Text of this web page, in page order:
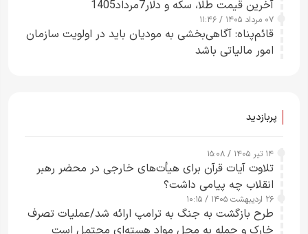
آخرین قیمت طلا، سکه و دلار7مرداد1405
۰۷ مرداد ۱۴۰۵ / ۱۱:۴۶
قائم‌پناه: آگاهی‌بخشی به مودیان باید در اولویت سازمان
امور مالیاتی باشد
پربازدید
۱۴ تیر ۱۴۰۵ / ۱۵:۰۸
تلاوت آیات قرآن برای هیأت‌های خارجی در محضر رهبر
انقلاب چه پیامی داشت؟
۲۶ اردیبهشت ۱۴۰۵ / ۱۰:۱۵
طرح‌ بازگشت به جنگ به ترامپ ارائه شد/عملیات تصرف
خارک و حمله به محل مواد هسته‌ای محتمل است